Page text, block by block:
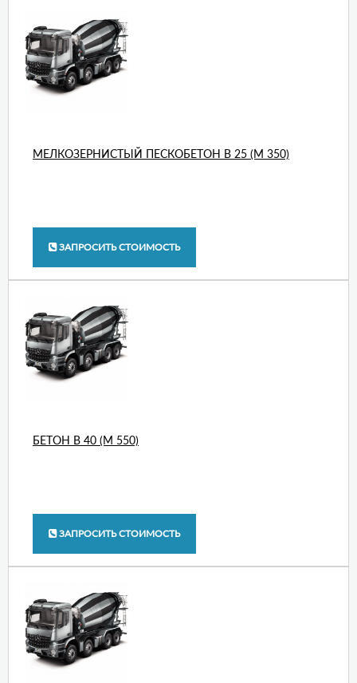
МЕЛКОЗЕРНИСТЫЙ ПЕСКОБЕТОН В 25 (М 350)
ЗАПРОСИТЬ СТОИМОСТЬ
БЕТОН В 40 (М 550)
ЗАПРОСИТЬ СТОИМОСТЬ